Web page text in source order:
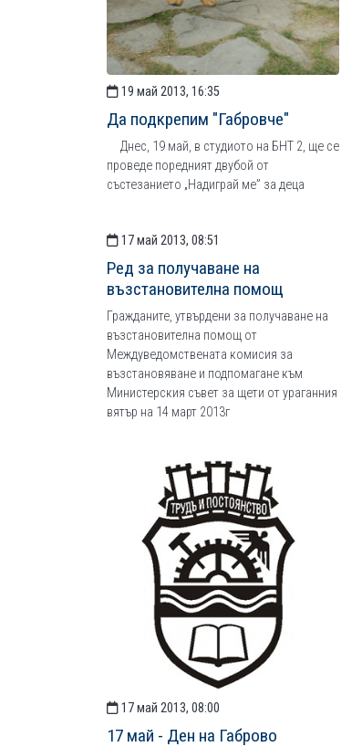
19 май 2013, 16:35
Да подкрепим "Габровче"
Днес, 19 май, в студиото на БНТ 2, ще се
проведе поредният двубой от
състезанието „Надиграй ме” за деца
17 май 2013, 08:51
Ред за получаване на
възстановителна помощ
Гражданите, утвърдени за получаване на
възстановителна помощ от
Междуведомствената комисия за
възстановяване и подпомагане към
Министерския съвет за щети от ураганния
вятър на 14 март 2013г
17 май 2013, 08:00
17 май - Ден на Габрово